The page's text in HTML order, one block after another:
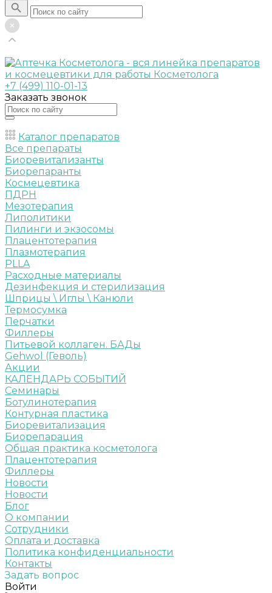
+7 (499) 110-01-13
Заказать звонок
Каталог препаратов
Все препараты
Биоревитализанты
Биорепаранты
Космецевтика
ПДРН
Мезотерапия
Липолитики
Пилинги и экзосомы
Плацентотерапия
Плазмотерапия
PLLA
Расходные материалы
Дезинфекция и стерилизация
Шприцы \ Иглы \ Канюли
Термосумка
Перчатки
Филлеры
Питьевой коллаген. БАДы
Gehwol (Геволь)
Акции
КАЛЕНДАРЬ СОБЫТИЙ
Семинары
Ботулинотерапия
Контурная пластика
Биоревитализация
Биорепарация
Общая практика косметолога
Плацентотерапия
Филлеры
Новости
Новости
Блог
О компании
Сотрудники
Оплата и доставка
Политика конфиденциальности
Контакты
Задать вопрос
Войти